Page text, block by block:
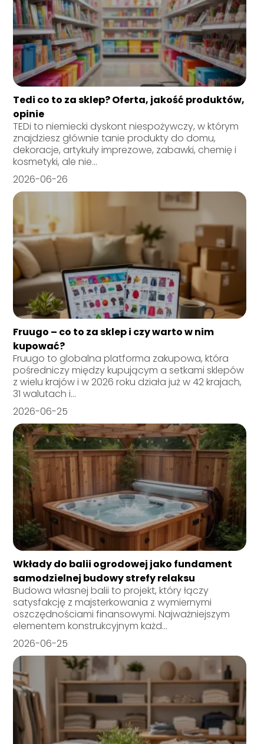
Tedi co to za sklep? Oferta, jakość produktów,
opinie
TEDi to niemiecki dyskont niespożywczy, w którym
znajdziesz głównie tanie produkty do domu,
dekoracje, artykuły imprezowe, zabawki, chemię i
kosmetyki, ale nie...
2026-06-26
Fruugo – co to za sklep i czy warto w nim
kupować?
Fruugo to globalna platforma zakupowa, która
pośredniczy między kupującym a setkami sklepów
z wielu krajów i w 2026 roku działa już w 42 krajach,
31 walutach i...
2026-06-25
Wkłady do balii ogrodowej jako fundament
samodzielnej budowy strefy relaksu
Budowa własnej balii to projekt, który łączy
satysfakcję z majsterkowania z wymiernymi
oszczędnościami finansowymi. Najważniejszym
elementem konstrukcyjnym każd...
2026-06-25